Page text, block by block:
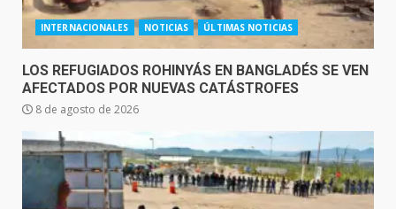
INTERNACIONALES NOTICIAS ÚLTIMAS NOTICIAS
LOS REFUGIADOS ROHINYÁS EN BANGLADÉS SE VEN
AFECTADOS POR NUEVAS CATÁSTROFES
8 de agosto de 2026